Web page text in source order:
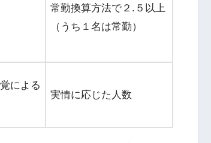
常勤換算方法で２.５以上
（うち１名は常勤）
による
実情に応じた人数